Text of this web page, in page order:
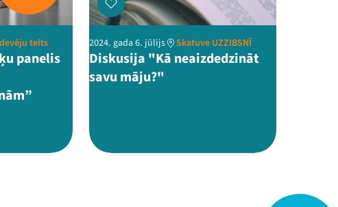
telts
panelis
2024. gada 6. jūlijs Skatuve UZZIBSNĪ
Diskusija "Kā neaizdedzināt
savu māju?"